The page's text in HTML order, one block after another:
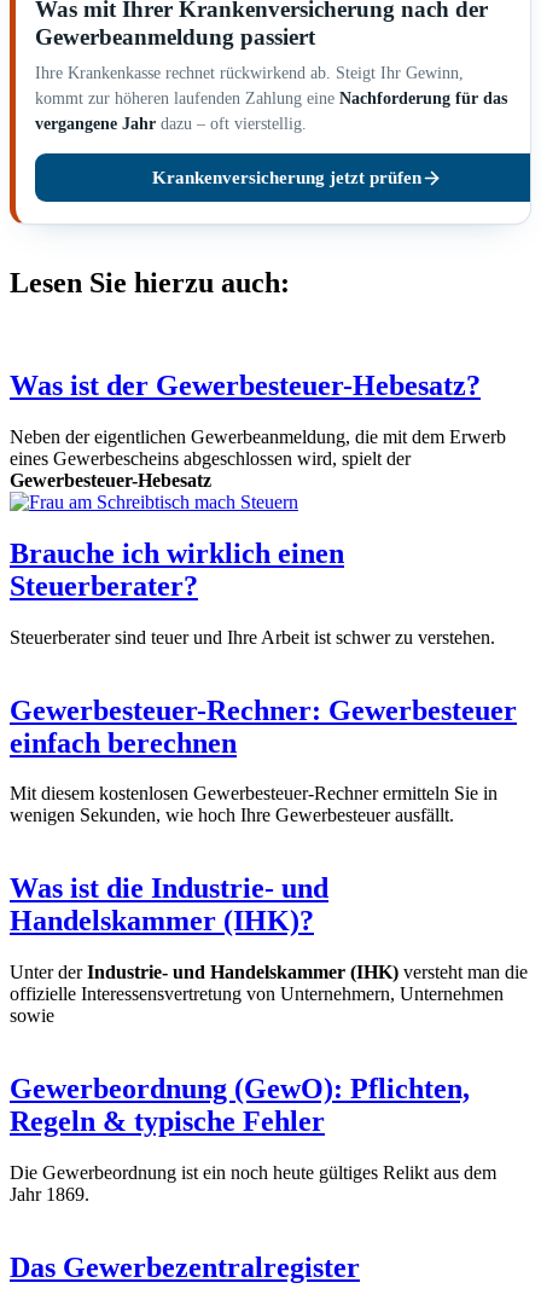
Was mit Ihrer Krankenversicherung nach der
Gewerbeanmeldung passiert
Ihre Krankenkasse rechnet rückwirkend ab. Steigt Ihr Gewinn,
kommt zur höheren laufenden Zahlung eine Nachforderung für das
vergangene Jahr dazu – oft vierstellig.
Krankenversicherung jetzt prüfen
Lesen Sie hierzu auch:
Was ist der Gewerbesteuer-Hebesatz?
Neben der eigentlichen Gewerbeanmeldung, die mit dem Erwerb
eines Gewerbescheins abgeschlossen wird, spielt der
Gewerbesteuer-Hebesatz
Brauche ich wirklich einen
Steuerberater?
Steuerberater sind teuer und Ihre Arbeit ist schwer zu verstehen.
Gewerbesteuer-Rechner: Gewerbesteuer
einfach berechnen
Mit diesem kostenlosen Gewerbesteuer-Rechner ermitteln Sie in
wenigen Sekunden, wie hoch Ihre Gewerbesteuer ausfällt.
Was ist die Industrie- und
Handelskammer (IHK)?
Unter derIndustrie- und Handelskammer (IHK) versteht man die
offizielle Interessensvertretung von Unternehmern, Unternehmen
sowie
Gewerbeordnung (GewO): Pflichten,
Regeln & typische Fehler
Die Gewerbeordnung ist ein noch heute gültiges Relikt aus dem
Jahr 1869.
Das Gewerbezentralregister